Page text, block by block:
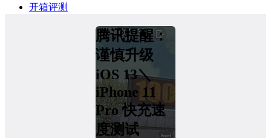
开箱评测
腾讯提醒：
谨慎升级
iOS 13＼
iPhone 11
Pro 快充速
度测试